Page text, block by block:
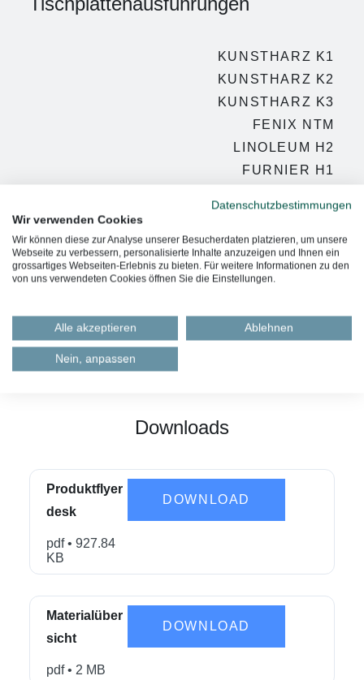
KUNSTHARZ K1
KUNSTHARZ K2
KUNSTHARZ K3
FENIX NTM
LINOLEUM H2
FURNIER H1
FURNIER H3
Downloads
Produktflyer
desk
pdf• 927.84
KB
DOWNLOAD
Materialüber
sicht
pdf• 2 MB
DOWNLOAD
Datenschutzbestimmungen
Wir verwenden Cookies
Wir können diese zur Analyse unserer Besucherdaten platzieren, um unsere
Webseite zu verbessern, personalisierte Inhalte anzuzeigen und Ihnen ein
grossartiges Webseiten-Erlebnis zu bieten. Für weitere Informationen zu den
von uns verwendeten Cookies öffnen Sie die Einstellungen.
Alle akzeptieren Ablehnen
Nein, anpassen